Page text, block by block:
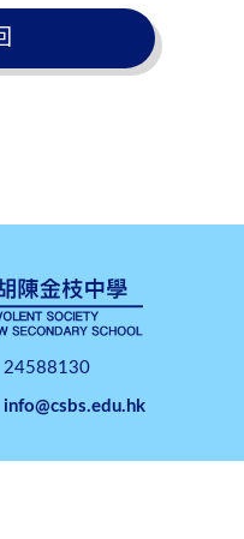
24588130
info@csbs.edu.hk